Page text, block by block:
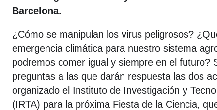
Barcelona.
¿Cómo se manipulan los virus peligrosos?
emergencia climática para nuestro sistema
podremos comer igual y siempre en el futuro?
preguntas a las que darán respuesta las dos
organizado el Instituto de Investigación y
(IRTA) para la próxima Fiesta de la Ciencia,